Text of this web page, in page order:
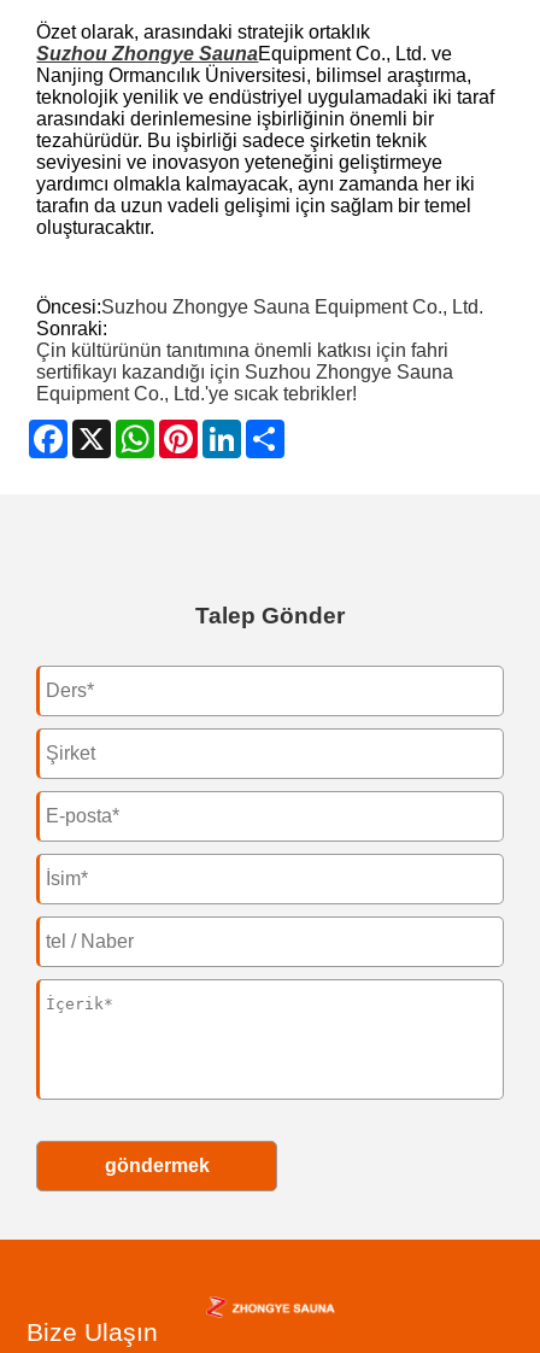
Özet olarak, arasındaki stratejik ortaklık
Suzhou Zhongye SaunaEquipment Co., Ltd. ve
Nanjing Ormancılık Üniversitesi, bilimsel araştırma,
teknolojik yenilik ve endüstriyel uygulamadaki iki taraf
arasındaki derinlemesine işbirliğinin önemli bir
tezahürüdür. Bu işbirliği sadece şirketin teknik
seviyesini ve inovasyon yeteneğini geliştirmeye
yardımcı olmakla kalmayacak, aynı zamanda her iki
tarafın da uzun vadeli gelişimi için sağlam bir temel
oluşturacaktır.
Öncesi:Suzhou Zhongye Sauna Equipment Co., Ltd.
Sonraki:
Çin kültürünün tanıtımına önemli katkısı için fahri
sertifikayı kazandığı için Suzhou Zhongye Sauna
Equipment Co., Ltd.'ye sıcak tebrikler!
Facebook
X WhatsApp
PinterestLinkedIn
Talep Gönder
göndermek
Bize Ulaşın